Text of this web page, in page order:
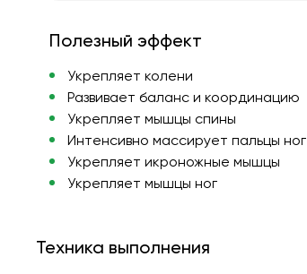
Полезный эффект
Укрепляет колени
Развивает баланс и координацию
Укрепляет мышцы спины
Интенсивно массирует пальцы ног
Укрепляет икроножные мышцы
Укрепляет мышцы ног
Техника выполнения